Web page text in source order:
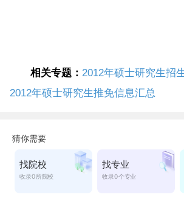
2011年8
相关专题： 2012年硕士研究生招
2012年硕士研究生推免信息汇总